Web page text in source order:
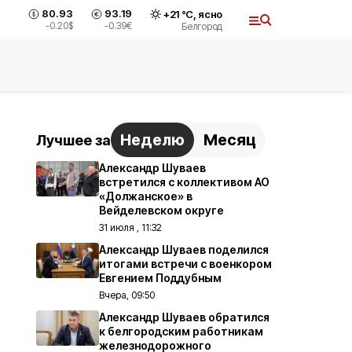
80.93
-0.20$
93.19
-0.39€
+21°С, ясно
Белгород
Лучшее за Неделю Месяц
Александр Шуваев
встретился с коллективом АО
«Должанское» в
Вейделевском округе
31 июля , 11:32
Александр Шуваев поделился
итогами встречи с военкором
Евгением Поддубным
Вчера, 09:50
Александр Шуваев обратился
к белгородским работникам
железнодорожного